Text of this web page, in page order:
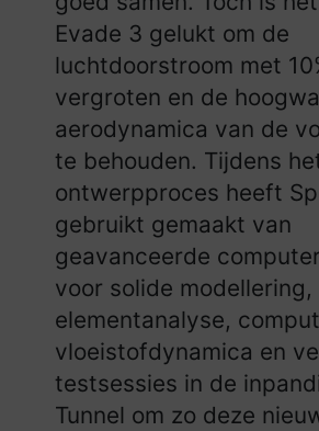
Evade 3 gelukt om de
luchtdoorstroom met
vergroten en de
aerodynamica van de
te behouden. Tijdens
ontwerpproces heeft
gebruikt gemaakt van
geavanceerde
voor solide modellering,
elementanalyse,
vloeistofdynamica en
testsessies in de
Tunnel om zo deze